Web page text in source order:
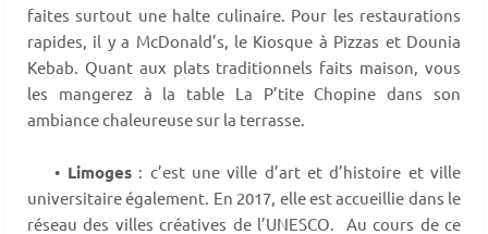
faites surtout une halte culinaire. Pour les restaurations
rapides, il y a McDonald’s, le Kiosque à Pizzas et Dounia
Kebab. Quant aux plats traditionnels faits maison, vous
les mangerez à la table La P’tite Chopine dans son
ambiance chaleureuse sur la terrasse.
• Limoges: c’est une ville d’art et d’histoire et ville
universitaire également. En 2017, elle est accueillie dans le
réseau des villes créatives de l’UNESCO. Au cours de ce